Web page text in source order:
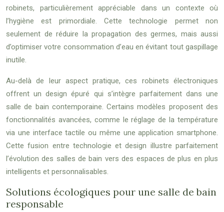
robinets, particulièrement appréciable dans un contexte où
l’hygiène est primordiale. Cette technologie permet non
seulement de réduire la propagation des germes, mais aussi
d’optimiser votre consommation d’eau en évitant tout gaspillage
inutile.
Au-delà de leur aspect pratique, ces robinets électroniques
offrent un design épuré qui s’intègre parfaitement dans une
salle de bain contemporaine. Certains modèles proposent des
fonctionnalités avancées, comme le réglage de la température
via une interface tactile ou même une application smartphone.
Cette fusion entre technologie et design illustre parfaitement
l’évolution des salles de bain vers des espaces de plus en plus
intelligents et personnalisables.
Solutions écologiques pour une salle de bain
responsable